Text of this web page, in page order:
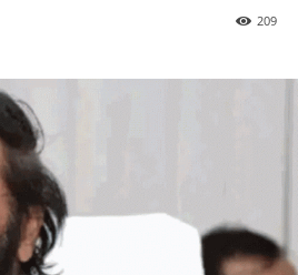
209